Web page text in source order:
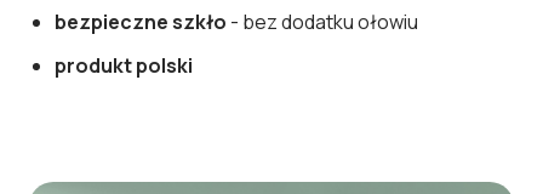
bezpieczne szkło - bez dodatku ołowiu
produkt polski